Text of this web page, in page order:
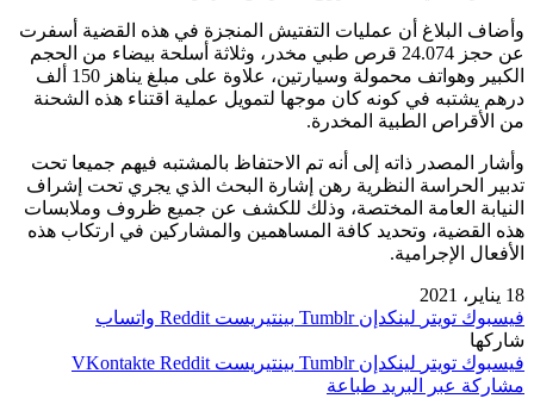
وأضاف البلاغ أن عمليات التفتيش المنجزة في هذه القضية أسفرت
عن حجز 24.074 قرص طبي مخدر، وثلاثة أسلحة بيضاء من الحجم
الكبير وهواتف محمولة وسيارتين، علاوة على مبلغ يناهز 150 ألف
درهم يشتبه في كونه كان موجها لتمويل عملية اقتناء هذه الشحنة
من الأقراص الطبية المخدرة.
وأشار المصدر ذاته إلى أنه تم الاحتفاظ بالمشتبه فيهم جميعا تحت
تدبير الحراسة النظرية رهن إشارة البحث الذي يجري تحت إشراف
النيابة العامة المختصة، وذلك للكشف عن جميع ظروف وملابسات
هذه القضية، وتحديد كافة المساهمين والمشاركين في ارتكاب هذه
الأفعال الإجرامية.
18 يناير، 2021
فيسبوك تويتر لينكدإن بينتيريست
واتساب
شاركها
فيسبوك تويتر لينكدإن بينتيريست
مشاركة عبر البريد طباعة